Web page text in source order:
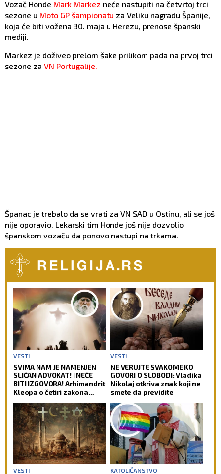
Vozač Honde Mark Markez neće nastupiti na četvrtoj trci
sezone u Moto GP šampionatu za Veliku nagradu Španije,
koja će biti vožena 30. maja u Herezu, prenose španski
mediji.
Markez je doživeo prelom šake prilikom pada na prvoj trci
sezone za VN Portugalije.
Španac je trebalo da se vrati za VN SAD u Ostinu, ali se još
nije oporavio. Lekarski tim Honde još nije dozvolio
španskom vozaču da ponovo nastupi na trkama.
VESTI
SVIMA NAM JE NAMENJEN
SLIČAN ADVOKAT! I NEĆE
BITI IZGOVORA! Arhimandrit
Kleopa o četiri zakona
suditi svetu!
VESTI
NE VERUJTE SVAKOME KO
GOVORI O SLOBODI: Vladika
Nikolaj otkriva znak koji ne
smete da previdite
VESTI KATOLIČANSTVO